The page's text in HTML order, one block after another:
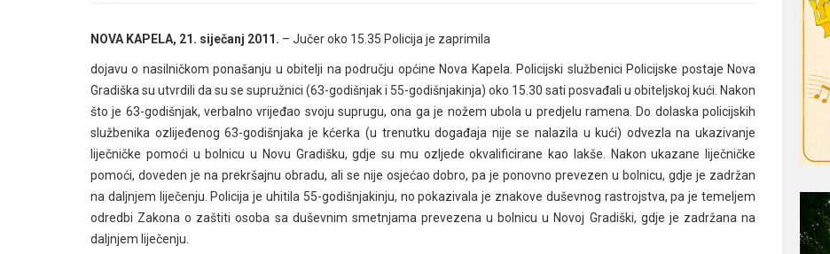
NOVA KAPELA, 21. siječanj 2011. – Jučer oko 15.35 Policija je zaprimila
dojavu o nasilničkom ponašanju u obitelji na području općine Nova Kapela. Policijski službenici Policijske postaje Nova
Gradiška su utvrdili da su se supružnici (63-godišnjak i 55-godišnjakinja) oko 15.30 sati posvađali u obiteljskoj kući. Nakon
što je 63-godišnjak, verbalno vrijeđao svoju suprugu, ona ga je nožem ubola u predjelu ramena. Do dolaska policijskih
službenika ozlijeđenog 63-godišnjaka je kćerka (u trenutku događaja nije se nalazila u kući) odvezla na ukazivanje
liječničke pomoći u bolnicu u Novu Gradišku, gdje su mu ozljede okvalificirane kao lakše. Nakon ukazane liječničke
pomoći, doveden je na prekršajnu obradu, ali se nije osjećao dobro, pa je ponovno prevezen u bolnicu, gdje je zadržan
na daljnjem liječenju. Policija je uhitila 55-godišnjakinju, no pokazivala je znakove duševnog rastrojstva, pa je temeljem
odredbi Zakona o zaštiti osoba sa duševnim smetnjama prevezena u bolnicu u Novoj Gradiški, gdje je zadržana na
daljnjem liječenju.